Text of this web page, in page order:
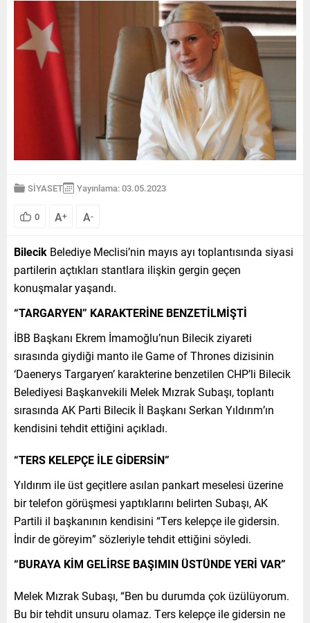
SİYASET Yayınlama: 03.05.2023
0 A+ A-
Bilecik Belediye Meclisi’nin mayıs ayı toplantısında siyasi
partilerin açtıkları stantlara ilişkin gergin geçen
konuşmalar yaşandı.
“TARGARYEN” KARAKTERİNE BENZETİLMİŞTİ
İBB Başkanı Ekrem İmamoğlu’nun Bilecik ziyareti
sırasında giydiği manto ile Game of Thrones dizisinin
‘Daenerys Targaryen’ karakterine benzetilen CHP’li Bilecik
Belediyesi Başkanvekili Melek Mızrak Subaşı, toplantı
sırasında AK Parti Bilecik İl Başkanı Serkan Yıldırım’ın
kendisini tehdit ettiğini açıkladı.
“TERS KELEPÇE İLE GİDERSİN”
Yıldırım ile üst geçitlere asılan pankart meselesi üzerine
bir telefon görüşmesi yaptıklarını belirten Subaşı, AK
Partili il başkanının kendisini “Ters kelepçe ile gidersin.
İndir de göreyim” sözleriyle tehdit ettiğini söyledi.
“BURAYA KİM GELİRSE BAŞIMIN ÜSTÜNDE YERİ VAR”
Melek Mızrak Subaşı, “Ben bu durumda çok üzülüyorum.
Bu bir tehdit unsuru olamaz. Ters kelepçe ile gidersin ne